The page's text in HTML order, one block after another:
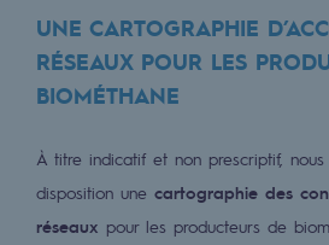
Ambition RSE
Responsabilité
Responsabilité
BE POSITIF, le
Décarbonation : une
UNE CARTOGRAPHIE
RÉSEAUX POUR LES
BIOMÉTHANE
À titre indicatif et non prescriptif,
disposition une cartographie des
réseaux pour les producteurs de